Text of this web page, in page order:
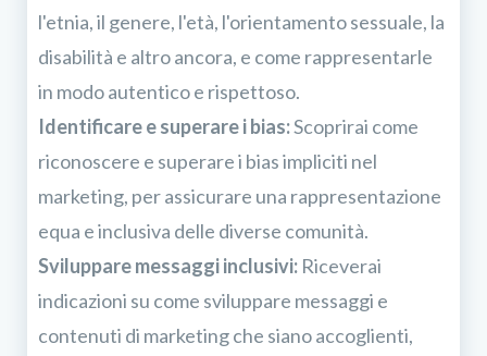
l'etnia, il genere, l'età, l'orientamento sessuale, la
disabilità e altro ancora, e come rappresentarle
in modo autentico e rispettoso.
Identificare e superare i bias:Scoprirai come
riconoscere e superare i bias impliciti nel
marketing, per assicurare una rappresentazione
equa e inclusiva delle diverse comunità.
Sviluppare messaggi inclusivi: Riceverai
indicazioni su come sviluppare messaggi e
contenuti di marketing che siano accoglienti,